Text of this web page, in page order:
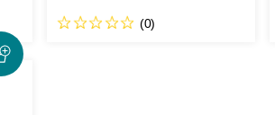
(0)